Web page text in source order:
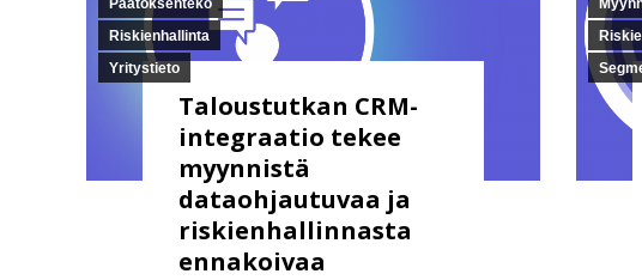
Päätöksenteko
Riskienhallinta
Yritystieto
Taloustutkan CRM-
integraatio tekee
myynnistä
dataohjautuvaa ja
riskienhallinnasta
ennakoivaa